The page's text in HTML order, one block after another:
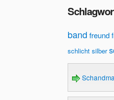
band freund
schlicht silber